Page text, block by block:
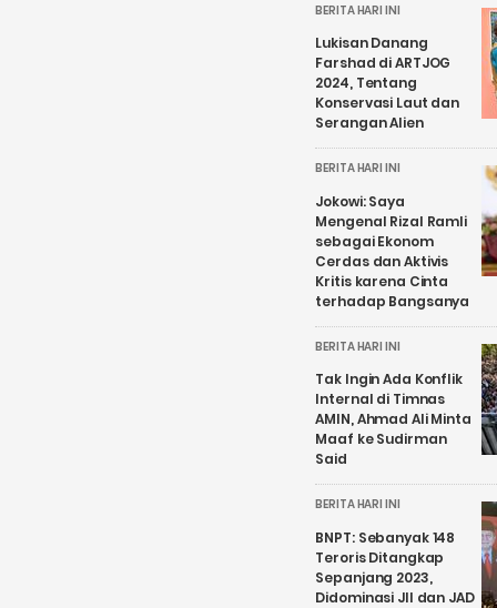
BERITA HARI INI
Lukisan Danang
Farshad di ARTJOG
2024, Tentang
Konservasi Laut dan
Serangan Alien
BERITA HARI INI
Jokowi: Saya
Mengenal Rizal Ramli
sebagai Ekonom
Cerdas dan Aktivis
Kritis karena Cinta
terhadap Bangsanya
BERITA HARI INI
Tak Ingin Ada Konflik
Internal di Timnas
AMIN, Ahmad Ali Minta
Maaf ke Sudirman
Said
BERITA HARI INI
BNPT: Sebanyak 148
Teroris Ditangkap
Sepanjang 2023,
Didominasi JII dan JAD